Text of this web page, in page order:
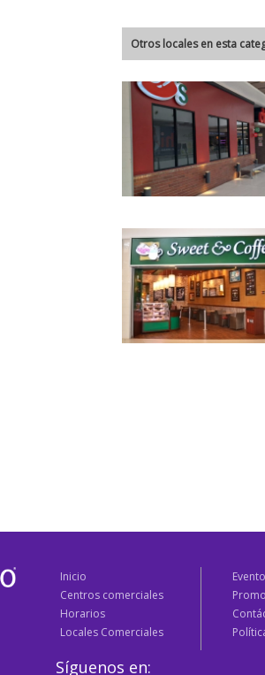
Otros locales en esta
Inicio
Centros comerciales
Horarios
Locales Comerciales
Síguenos en: